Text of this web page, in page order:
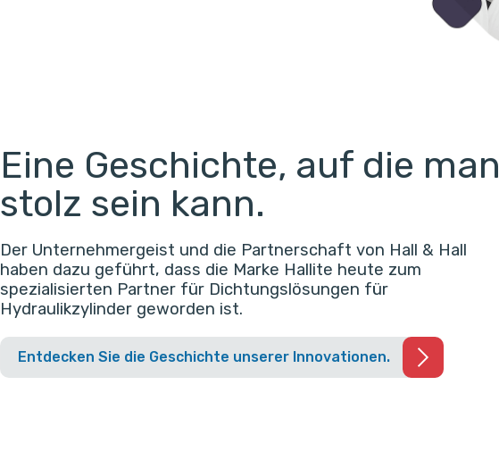
Eine Geschichte, auf die man
stolz sein kann.
Der Unternehmergeist und die Partnerschaft von Hall & Hall
haben dazu geführt, dass die Marke Hallite heute zum
spezialisierten Partner für Dichtungslösungen für
Hydraulikzylinder geworden ist.
Entdecken Sie die Geschichte unserer Innovationen.